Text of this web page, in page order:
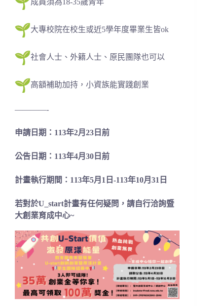
大專校院在校生或近5學年度畢業生皆ok
社會人士、外籍人士、原民團隊也可以
高額補助加持，小資族能實踐創業
————-
申請日期：113年2月23日前
公告日期：113年4月30日前
計畫執行期間：113年5月1日-113年10月31日
若對於U_start計畫有任何疑問，請自行洽詢暨
大創業育成中心~